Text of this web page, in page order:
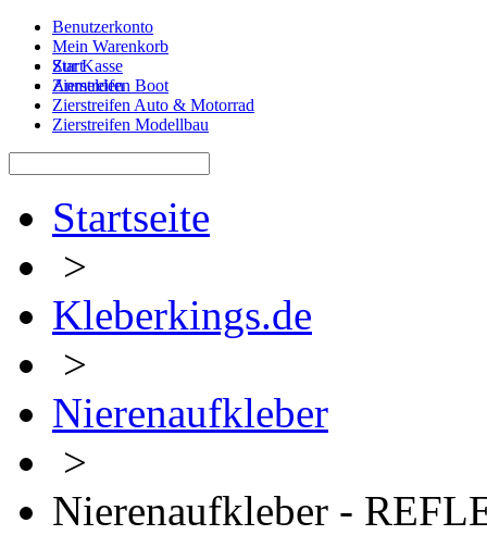
Benutzerkonto
Mein Warenkorb
Zur Kasse
Anmelden
Start
Zierstreifen Boot
Zierstreifen Auto & Motorrad
Zierstreifen Modellbau
Startseite
>
Kleberkings.de
>
Nierenaufkleber
>
Nierenaufkleber -